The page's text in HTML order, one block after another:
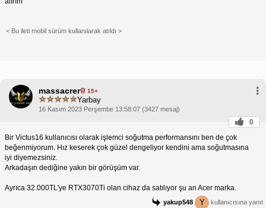
< Bu ileti mobil sürüm kullanılarak atıldı >
massacrer 15+
Yarbay
16 Kasım 2023 Perşembe 13:58:07 (3427 mesaj)
0
Bir Victus16 kullanıcısı olarak işlemci soğutma performansını ben de çok
beğenmiyorum. Hız keserek çok güzel dengeliyor kendini ama soğutmasına
iyi diyemezsiniz.
Arkadaşın dediğine yakın bir görüşüm var.
Ayrıca 32.000TL'ye RTX3070Ti olan cihaz da satılıyor şu an Acer marka.
yakup548 Y kullanıcısına yanıt